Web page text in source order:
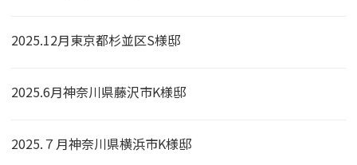
2025.12月東京都杉並区S様邸
2025.6月神奈川県藤沢市K様邸
2025.７月神奈川県横浜市K様邸